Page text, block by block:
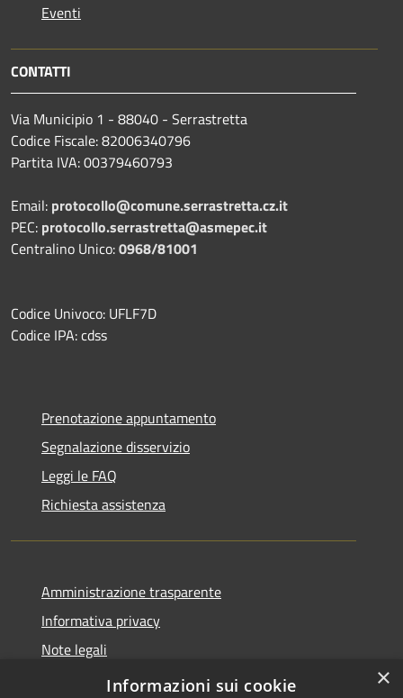
Eventi
CONTATTI
Via Municipio 1 - 88040 - Serrastretta
Codice Fiscale: 82006340796
Partita IVA: 00379460793
Email: protocollo@comune.serrastretta.cz.it
PEC: protocollo.serrastretta@asmepec.it
Centralino Unico:0968/81001
Codice Univoco: UFLF7D
Codice IPA: cdss
Prenotazione appuntamento
Segnalazione disservizio
Leggi le FAQ
Richiesta assistenza
Amministrazione trasparente
Informativa privacy
Note legali
Dichiarazione di accessibilità
×
Informazioni sui cookie